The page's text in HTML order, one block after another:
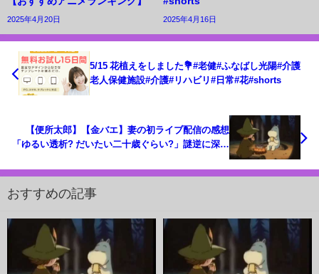
2025年4月20日 2025年4月16日
5/15 花植えをしました💐#老健#ふなばし光陽#介護
老人保健施設#介護#リハビリ#日常#花#shorts
【便所太郎】【金バエ】妻の初ライブ配信の感想
「ゆるい透析? だいたい二十歳ぐらい?」謎逆に深ま
おすすめの記事